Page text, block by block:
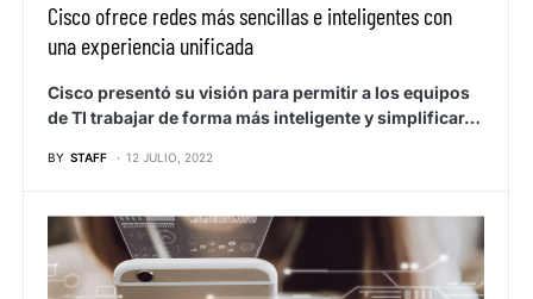
Cisco ofrece redes más sencillas e inteligentes con
una experiencia unificada
Cisco presentó su visión para permitir a los equipos
de TI trabajar de forma más inteligente y simplificar…
BY STAFF 12 JULIO, 2022